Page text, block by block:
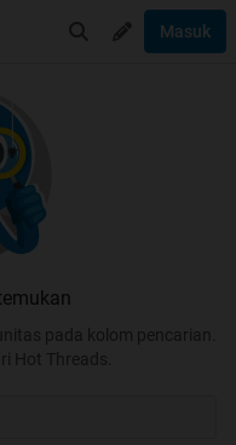
Masuk
pada kolom pencarian.
Hot Threads.